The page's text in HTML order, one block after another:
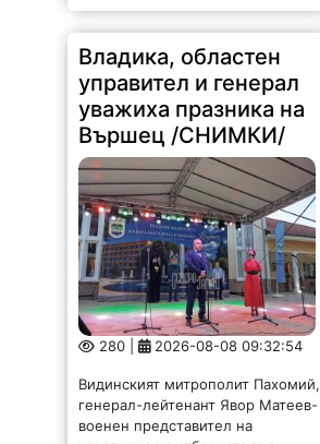
Владика, областен
управител и генерал
уважиха празника на
Вършец /СНИМКИ/
280 | 2026-08-08 09:32:54
Видинският митрополит Пахомий,
генерал-лейтенант Явор Матеев-
военен представител на